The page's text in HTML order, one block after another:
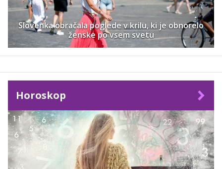
Slovenka obračala poglede v krilu, ki je obnorelo
ženske po vsem svetu
Horoskop